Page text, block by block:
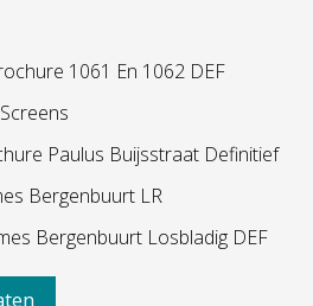
1061 En 1062 DEF
Paulus Buijsstraat Definitief
Bergenbuurt LR
Bergenbuurt Losbladig DEF